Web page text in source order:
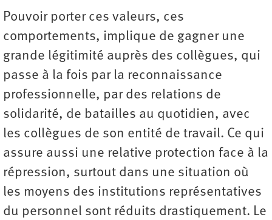
Pouvoir porter ces valeurs, ces
comportements, implique de gagner une
grande légitimité auprès des collègues, qui
passe à la fois par la reconnaissance
professionnelle, par des relations de
solidarité, de batailles au quotidien, avec
les collègues de son entité de travail. Ce qui
assure aussi une relative protection face à la
répression, surtout dans une situation où
les moyens des institutions représentatives
du personnel sont réduits drastiquement. Le